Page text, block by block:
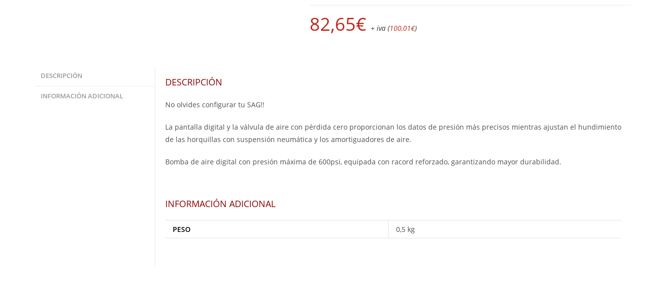
82,65€ + iva (100,01€)
DESCRIPCIÓN
INFORMACIÓN ADICIONAL
DESCRIPCIÓN
No olvides configurar tu SAG!!
La pantalla digital y la válvula de aire con pérdida cero proporcionan los datos de presión más precisos mientras ajustan el hundimiento
de las horquillas con suspensión neumática y los amortiguadores de aire.
Bomba de aire digital con presión máxima de 600psi, equipada con racord reforzado, garantizando mayor durabilidad.
INFORMACIÓN ADICIONAL
PESO 0,5 kg